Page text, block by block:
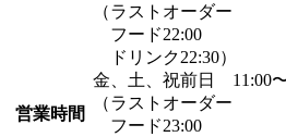
営業時間
（ラストオーダー
フード22:00
ドリンク22:30）
金、土、祝前日 11:00
（ラストオーダー
フード23:00